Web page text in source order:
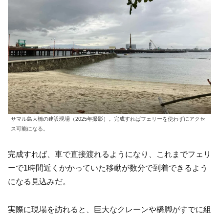
サマル島大橋の建設現場（2025年撮影）。完成すればフェリーを使わずにアクセ
ス可能になる。
完成すれば、車で直接渡れるようになり、これまでフェリ
ーで1時間近くかかっていた移動が数分で到着できるよう
になる見込みだ。
実際に現場を訪れると、巨大なクレーンや橋脚がすでに組